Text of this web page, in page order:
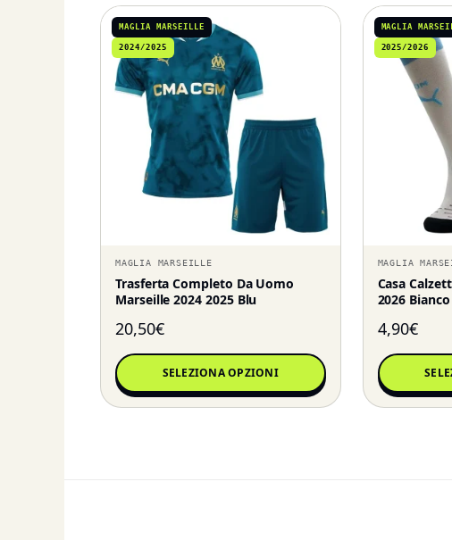
MAGLIA MARSEILLE
2024/2025
MAGLIA MARSEILLE
Trasferta Completo Da Uomo
Marseille 2024 2025 Blu
20,50€
SELEZIONA OPZIONI
MAGLIA
2025/2026
MAGLIA
Casa
2026 Bianco
4,90€